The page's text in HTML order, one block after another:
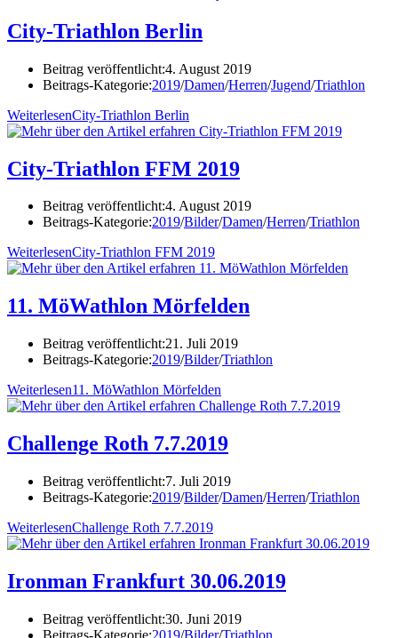
City-Triathlon Berlin
Beitrag veröffentlicht:4. August 2019
Beitrags-Kategorie:2019/Damen/Herren/Jugend/Triathlon
WeiterlesenCity-Triathlon Berlin
City-Triathlon FFM 2019
Beitrag veröffentlicht:4. August 2019
Beitrags-Kategorie:2019/Bilder/Damen/Herren/Triathlon
WeiterlesenCity-Triathlon FFM 2019
11. MöWathlon Mörfelden
Beitrag veröffentlicht:21. Juli 2019
Beitrags-Kategorie:2019/Bilder/Triathlon
Weiterlesen11. MöWathlon Mörfelden
Challenge Roth 7.7.2019
Beitrag veröffentlicht:7. Juli 2019
Beitrags-Kategorie:2019/Bilder/Damen/Herren/Triathlon
WeiterlesenChallenge Roth 7.7.2019
Ironman Frankfurt 30.06.2019
Beitrag veröffentlicht:30. Juni 2019
Beitrags-Kategorie:2019/Bilder/Triathlon